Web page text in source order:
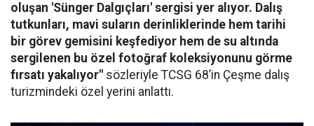
oluşan 'Sünger Dalgıçları' sergisi yer alıyor. Dalış
tutkunları, mavi suların derinliklerinde hem tarihi
bir görev gemisini keşfediyor hem de su altında
sergilenen bu özel fotoğraf koleksiyonunu görme
fırsatı yakalıyor" sözleriyle TCSG 68’in Çeşme dalış
turizmindeki özel yerini anlattı.